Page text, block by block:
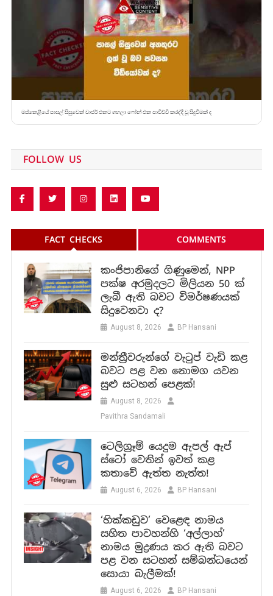
මස්කෙළියේ පාසල් සිසුවෙක් චාජර් එකට ගහලා ෆෝන් එක පාවිච්චි කරද්දී වූ සිදුවීමක් ද
FOLLOW US
FACT CHECKS COMMENTS
කංජිපානිගේ ගිණුමෙන්, NPP
පක්ෂ අරමුදලට මිලියන 50 ක්
ලැබී ඇති බවට විමර්ෂණයක්
සිදුවෙනවා ද?
August 8, 2026 BP Hansani
මන්ත්‍රීවරුන්ගේ වැටුප් වැඩි කළ
බවට පළ වන නොමග යවන
සුළු සටහන් පෙළක්!
August 8, 2026
Pavithra Sandamali
ටෙලිග්‍රෑම් යෙදුම ඇපල් ඇප්
ස්ටෝ වෙතින් ඉවත් කළ
කතාවේ ඇත්ත නැත්ත!
August 6, 2026 BP Hansani
‘හික්කඩුව’ වෙළෙඳ නාමය
සහිත පාවහන්හි ‘අල්ලාහ්’
නාමය මුද්‍රණය කර ඇති බවට
පළ වන සටහන් සම්බන්ධයෙන්
සොයා බැලීමක්!
August 6, 2026 BP Hansani